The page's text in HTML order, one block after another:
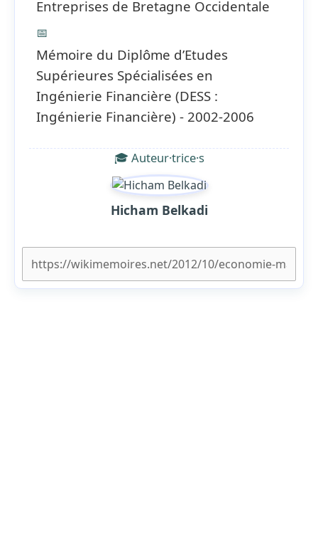
Entreprises de Bretagne Occidentale
📅
Mémoire du Diplôme d’Etudes
Supérieures Spécialisées en
Ingénierie Financière (DESS :
Ingénierie Financière) - 2002-2006
🎓 Auteur·trice·s
Hicham Belkadi